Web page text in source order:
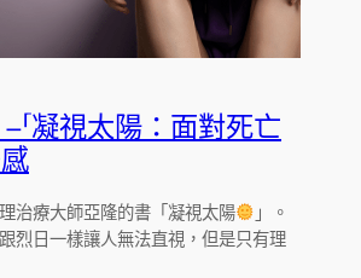
「凝視太陽：面對死亡
治療大師亞隆的書「凝視太陽
」。
烈日一樣讓人無法直視，但是只有理